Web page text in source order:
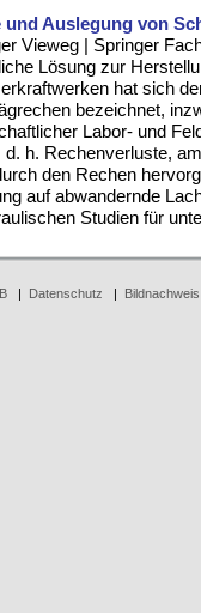
und Auslegung von
Vieweg | Springer
Lösung zur
hat sich
bezeichnet,
Labor- und
d. h. Rechenverluste,
den Rechen
auf abwandernde
Studien für
| Datenschutz Bildnachweis